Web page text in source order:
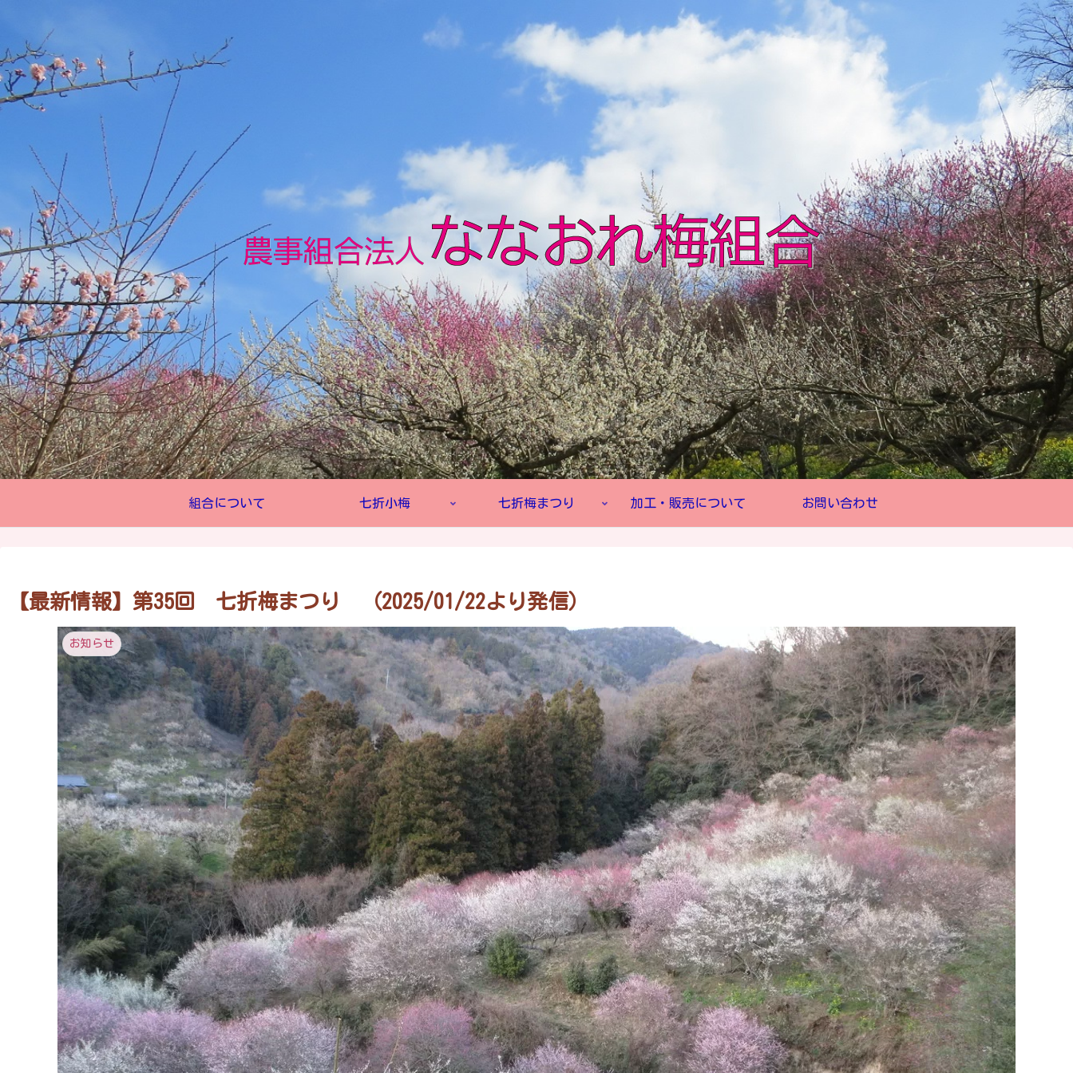
組合について 七折小梅 七折梅まつり 加工・販売について お問い合わせ
【最新情報】第35回 七折梅まつり （2025/01/22より発信）
お知らせ